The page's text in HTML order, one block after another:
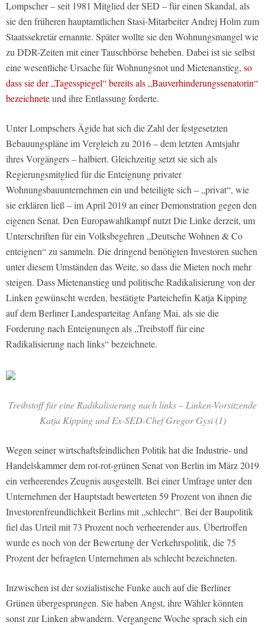
Lompscher – seit 1981 Mitglied der SED – für einen Skandal, als
sie den früheren hauptamtlichen Stasi-Mitarbeiter Andrej Holm zum
Staatssekretär ernannte. Später wollte sie den Wohnungsmangel wie
zu DDR-Zeiten mit einer Tauschbörse beheben. Dabei ist sie selbst
eine wesentliche Ursache für Wohnungsnot und Mietenanstieg, so
dass sie der „Tagesspiegel“ bereits als „Bauverhinderungssenatorin“
bezeichneteund ihre Entlassung forderte.
Unter Lompschers Ägide hat sich die Zahl der festgesetzten
Bebauungspläne im Vergleich zu 2016 – dem letzten Amtsjahr
ihres Vorgängers – halbiert. Gleichzeitig setzt sie sich als
Regierungsmitglied für die Enteignung privater
Wohnungsbauunternehmen ein und beteiligte sich – „privat“, wie
sie erklären ließ – im April 2019 an einer Demonstration gegen den
eigenen Senat. Den Europawahlkampf nutzt Die Linke derzeit, um
Unterschriften für ein Volksbegehren „Deutsche Wohnen & Co
enteignen“ zu sammeln. Die dringend benötigten Investoren suchen
unter diesem Umständen das Weite, so dass die Mieten noch mehr
steigen. Dass Mietenanstieg und politische Radikalisierung von der
Linken gewünscht werden, bestätigte Parteichefin Katja Kipping
auf dem Berliner Landesparteitag Anfang Mai, als sie die
Forderung nach Enteignungen als „Treibstoff für eine
Radikalisierung nach links“ bezeichnete.
Treibstoff für eine Radikalisierung nach links – Linken-Vorsitzende
Katja Kipping und Ex-SED-Chef Gregor Gysi (1)
Wegen seiner wirtschaftsfeindlichen Politik hat die Industrie- und
Handelskammer dem rot-rot-grünen Senat von Berlin im März 2019
ein verheerendes Zeugnis ausgestellt. Bei einer Umfrage unter den
Unternehmen der Hauptstadt bewerteten 59 Prozent von ihnen die
Investorenfreundlichkeit Berlins mit „schlecht“. Bei der Baupolitik
fiel das Urteil mit 73 Prozent noch verheerender aus. Übertroffen
wurde es noch von der Bewertung der Verkehrspolitik, die 75
Prozent der befragten Unternehmen als schlecht bezeichneten.
Inzwischen ist der sozialistische Funke auch auf die Berliner
Grünen übergesprungen. Sie haben Angst, ihre Wähler könnten
sonst zur Linken abwandern. Vergangene Woche sprach sich ein